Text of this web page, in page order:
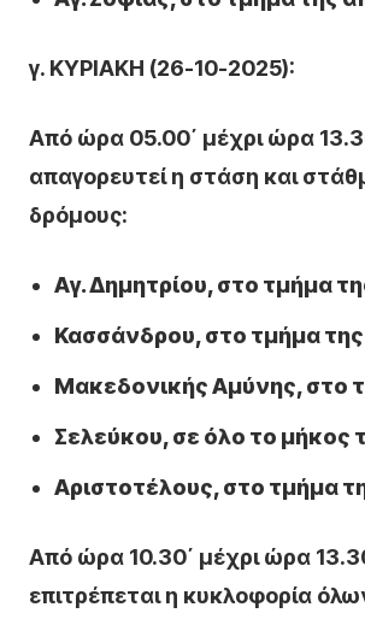
γ. ΚΥΡΙΑΚΗ (26-10-2025):
Από ώρα 05.00΄ μέχρι ώρα
απαγορευτεί η στάση και
δρόμους:
Αγ. Δημητρίου, στο τμήμα
Κασσάνδρου, στο τμήμα
Μακεδονικής Αμύνης, στο
Σελεύκου, σε όλο το μήκος
Αριστοτέλους, στο τμήμα
Από ώρα 10.30΄ μέχρι ώρα
επιτρέπεται η κυκλοφορία